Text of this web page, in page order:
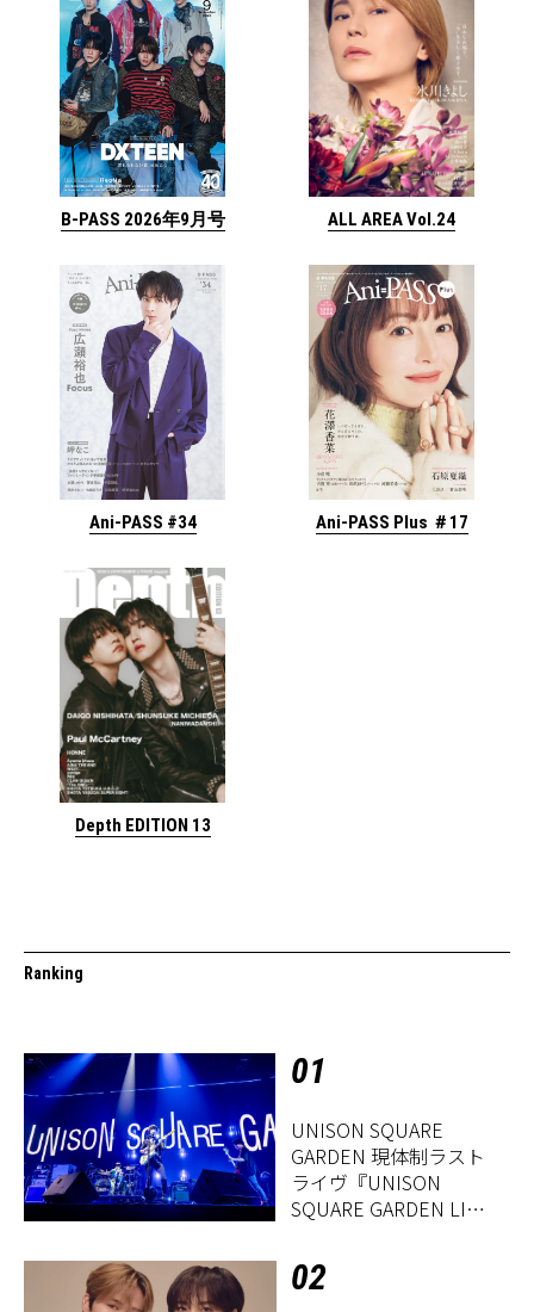
B-PASS 2026年9月号 ALL AREA Vol.24
Ani-PASS #34 Ani-PASS Plus ＃17
Depth EDITION 13
Ranking
01
UNISON SQUARE
GARDEN 現体制ラスト
ライヴ『UNISON
SQUARE GARDEN LIVE
Period」』レポート
02